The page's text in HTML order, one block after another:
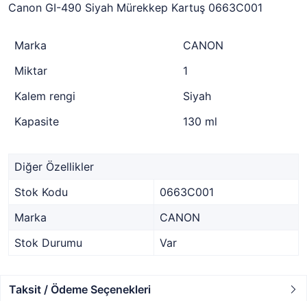
Canon GI-490 Siyah Mürekkep Kartuş 0663C001
Marka
CANON
Miktar
1
Kalem rengi
Siyah
Kapasite
130 ml
Diğer Özellikler
Stok Kodu
0663C001
Marka
CANON
Stok Durumu
Var
Taksit / Ödeme Seçenekleri